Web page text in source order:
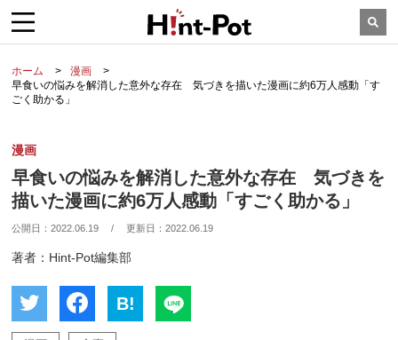
ホーム
漫画
早食いの悩みを解消した意外な存在 気づきを描いた漫画に約6万人感動「す
ごく助かる」
漫画
早食いの悩みを解消した意外な存在 気づきを
描いた漫画に約6万人感動「すごく助かる」
公開日：2022.06.19 / 更新日：2022.06.19
著者：Hint-Pot編集部
B!